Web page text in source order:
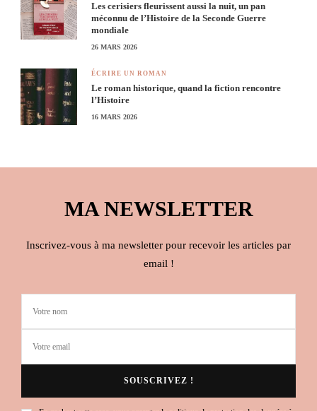
Les cerisiers fleurissent aussi la nuit, un pan
méconnu de l’Histoire de la Seconde Guerre
mondiale
26 MARS 2026
ÉCRIRE UN ROMAN
Le roman historique, quand la fiction rencontre
l’Histoire
16 MARS 2026
MA NEWSLETTER
Inscrivez-vous à ma newsletter pour recevoir les articles par
email !